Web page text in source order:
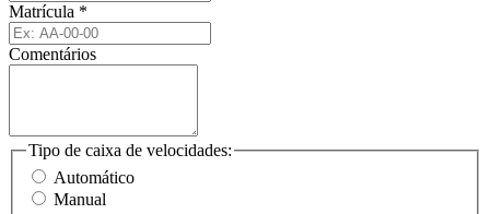
Matrícula *
Comentários
Tipo de caixa de velocidades:
Automático
Manual